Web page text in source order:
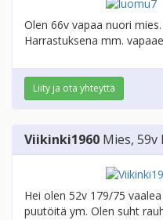
Olen 66v vapaa nuori
Harrastuksena mm.
Liity ja ota yhteyttä
Viikinki1960 Mies, 59v
Hei olen 52v 179/75
puutöitä ym. Olen suht